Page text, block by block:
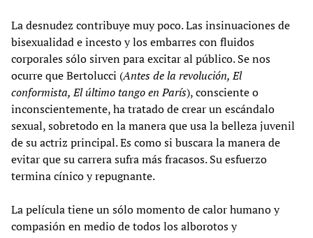
La desnudez contribuye muy poco. Las insinuaciones de
bisexualidad e incesto y los embarres con fluidos
corporales sólo sirven para excitar al público. Se nos
ocurre que Bertolucci (Antes de la revolución, El
conformista, El último tango en París), consciente o
inconscientemente, ha tratado de crear un escándalo
sexual, sobretodo en la manera que usa la belleza juvenil
de su actriz principal. Es como si buscara la manera de
evitar que su carrera sufra más fracasos. Su esfuerzo
termina cínico y repugnante.
La película tiene un sólo momento de calor humano y
compasión en medio de todos los alborotos y